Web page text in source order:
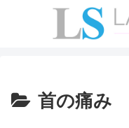
首の痛み